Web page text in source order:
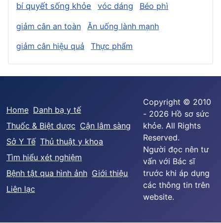
bí quyết sống khỏe vóc dáng Béo phì
giảm cân an toàn
Ăn uống lành mạnh
giảm cân hiệu quả
Thực phẩm
Home Danh bạ y tế
Thuốc & Biệt dược Cận lâm sàng
Sở Y Tế Thủ thuật y khoa
Tìm hiểu xét nghiệm
Bệnh tật qua hình ảnh Giới thiệu
Liên lạc
Copyright © 2010
- 2026 Hồ sơ sức
khỏe. All Rights
Reserved.
Người đọc nên tư
vấn với Bác sĩ
trước khi áp dụng
các thông tin trên
website.